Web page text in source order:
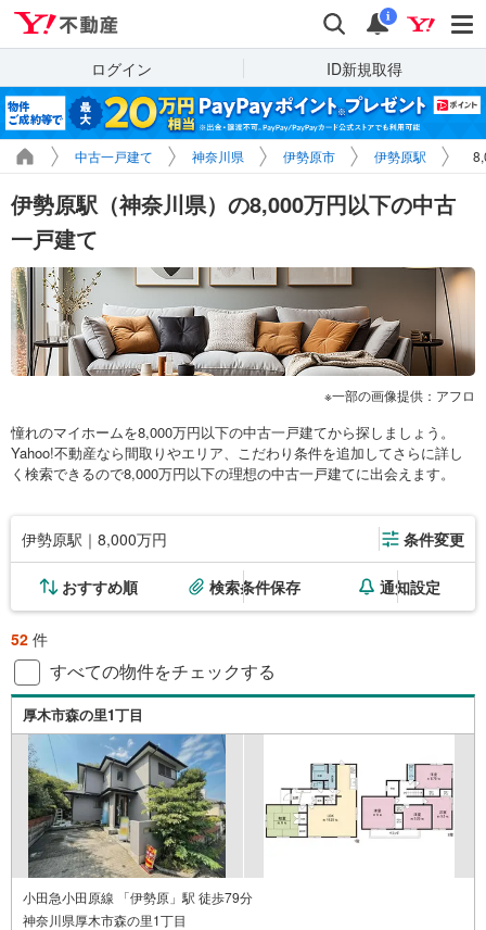
検索 通知
i
ログイン ID新規取得
中古一戸建て 神奈川県 伊勢原市 伊勢原駅
伊勢原駅（神奈川県）の8,000万円以下の中古
一戸建て
一部の画像提供：アフロ
憧れのマイホームを8,000万円以下の中古一戸建てから探しましょう。
Yahoo!不動産なら間取りやエリア、こだわり条件を追加してさらに詳し
く検索できるので8,000万円以下の理想の中古一戸建てに出会えます。
伊勢原駅｜8,000万円 条件変更
おすすめ順 検索条件保存 通知設定
52 件
すべての物件をチェックする
厚木市森の里1丁目
小田急小田原線 「伊勢原」駅 徒歩79分
神奈川県厚木市森の里1丁目